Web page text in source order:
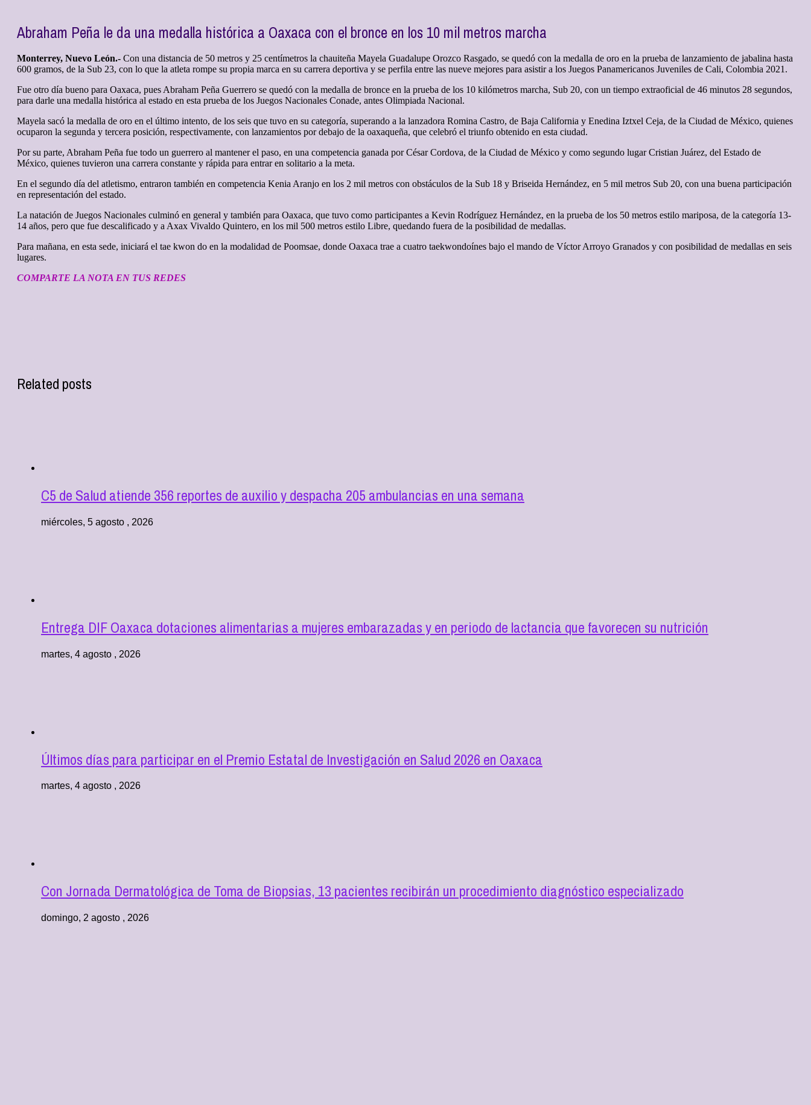
Abraham Peña le da una medalla histórica a Oaxaca con el bronce en los 10 mil metros marcha
Monterrey, Nuevo León.- Con una distancia de 50 metros y 25 centímetros la chauiteña Mayela Guadalupe Orozco Rasgado, se quedó con la medalla de oro en la prueba de lanzamiento de jabalina hasta
600 gramos, de la Sub 23, con lo que la atleta rompe su propia marca en su carrera deportiva y se perfila entre las nueve mejores para asistir a los Juegos Panamericanos Juveniles de Cali, Colombia 2021.
Fue otro día bueno para Oaxaca, pues Abraham Peña Guerrero se quedó con la medalla de bronce en la prueba de los 10 kilómetros marcha, Sub 20, con un tiempo extraoficial de 46 minutos 28 segundos,
para darle una medalla histórica al estado en esta prueba de los Juegos Nacionales Conade, antes Olimpiada Nacional.
Mayela sacó la medalla de oro en el último intento, de los seis que tuvo en su categoría, superando a la lanzadora Romina Castro, de Baja California y Enedina Iztxel Ceja, de la Ciudad de México, quienes
ocuparon la segunda y tercera posición, respectivamente, con lanzamientos por debajo de la oaxaqueña, que celebró el triunfo obtenido en esta ciudad.
Por su parte, Abraham Peña fue todo un guerrero al mantener el paso, en una competencia ganada por César Cordova, de la Ciudad de México y como segundo lugar Cristian Juárez, del Estado de
México, quienes tuvieron una carrera constante y rápida para entrar en solitario a la meta.
En el segundo día del atletismo, entraron también en competencia Kenia Aranjo en los 2 mil metros con obstáculos de la Sub 18 y Briseida Hernández, en 5 mil metros Sub 20, con una buena participación
en representación del estado.
La natación de Juegos Nacionales culminó en general y también para Oaxaca, que tuvo como participantes a Kevin Rodríguez Hernández, en la prueba de los 50 metros estilo mariposa, de la categoría 13-
14 años, pero que fue descalificado y a Axax Vivaldo Quintero, en los mil 500 metros estilo Libre, quedando fuera de la posibilidad de medallas.
Para mañana, en esta sede, iniciará el tae kwon do en la modalidad de Poomsae, donde Oaxaca trae a cuatro taekwondoínes bajo el mando de Víctor Arroyo Granados y con posibilidad de medallas en seis
lugares.
COMPARTE LA NOTA EN TUS REDES
Related posts
C5 de Salud atiende 356 reportes de auxilio y despacha 205 ambulancias en una semana
miércoles, 5 agosto , 2026
Entrega DIF Oaxaca dotaciones alimentarias a mujeres embarazadas y en periodo de lactancia que favorecen su nutrición
martes, 4 agosto , 2026
Últimos días para participar en el Premio Estatal de Investigación en Salud 2026 en Oaxaca
martes, 4 agosto , 2026
Con Jornada Dermatológica de Toma de Biopsias, 13 pacientes recibirán un procedimiento diagnóstico especializado
domingo, 2 agosto , 2026